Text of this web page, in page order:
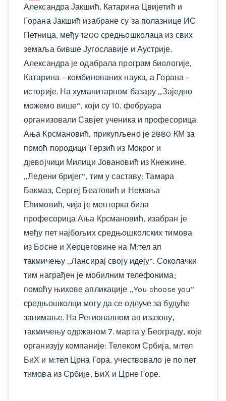
Александра Јакшић, Катарина Цвијетић и
Горана Јакшић изабране су за полазнице ИС
Петница, међу 1200 средњошколаца из свих
земаља бивше Југославије и Аустрије.
Александра је одабрала програм биологије,
Катарина – комбинованих наука, а Горана –
историје. На хуманитарном базару ,,Заједно
можемо више“, који су 10. фебруара
организовали Савјет ученика и професорица
Ања Крсмановић, прикупљено је 2880 КМ за
помоћ породици Терзић из Мокрог и
дјевојчици Милици Јовановић из Кнежине.
,,Ледени бријег“, тим у саставу: Тамара
Бакмаз, Сергеј Беатовић и Немања
Ећимовић, чија је менторка била
професорица Ања Крсмановић, изабран је
међу пет најбољих средњошколских тимова
из Босне и Херцеговине на М:тел ап
такмичењу ,,Лансирај своју идеју“. Соколачки
тим награђен је мобилним телефонима;
помоћу њихове апликације ,,You choose you“
средњошколци могу да се одлуче за будуће
занимање. На Регионалном ап изазову,
такмичењу одржаном 7. марта у Београду, које
организују компаније: Телеком Србија, м:тел
БиХ и м:тел Црна Гора, учествовало је по пет
тимова из Србије, БиХ и Црне Горе.